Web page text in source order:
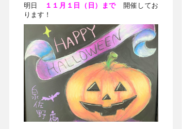
明日
１１月１日（日）まで 開催してお
ります！